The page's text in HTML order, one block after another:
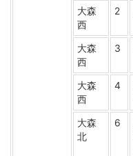
大森
西
2
大森
西
3
大森
西
4
大森
北
6